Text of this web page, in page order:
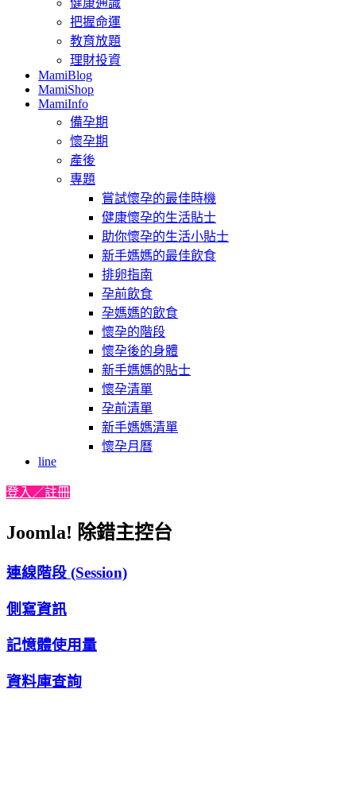
健康通識
把握命運
教育放題
理財投資
MamiBlog
MamiShop
MamiInfo
備孕期
懷孕期
產後
專題
嘗試懷孕的最佳時機
健康懷孕的生活貼士
助你懷孕的生活小貼士
新手媽媽的最佳飲食
排卵指南
孕前飲食
孕媽媽的飲食
懷孕的階段
懷孕後的身體
新手媽媽的貼士
懷孕清單
孕前清單
新手媽媽清單
懷孕月曆
line
登入／註冊
Joomla! 除錯主控台
連線階段 (Session)
側寫資訊
記憶體使用量
資料庫查詢